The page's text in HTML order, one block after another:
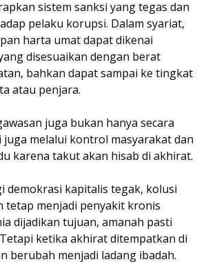
sistem sanksi yang tegas dan
pelaku korupsi. Dalam syariat,
harta umat dapat dikenai
disesuaikan dengan berat
bahkan dapat sampai ke tingkat
atau penjara.
juga bukan hanya secara
melalui kontrol masyarakat dan
karena takut akan hisab di akhirat.
demokrasi kapitalis tegak, kolusi
tetap menjadi penyakit kronis
dijadikan tujuan, amanah pasti
ketika akhirat ditempatkan di
berubah menjadi ladang ibadah.